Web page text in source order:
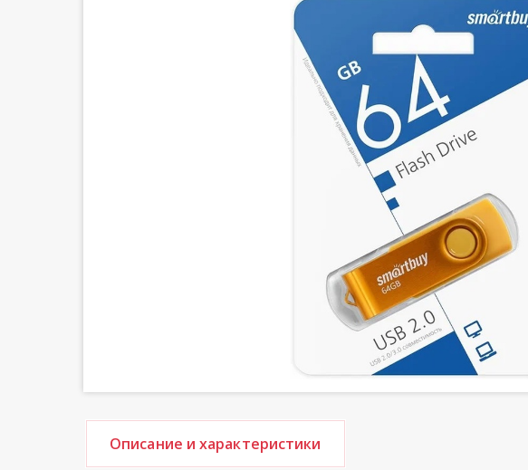
Описание и характеристики